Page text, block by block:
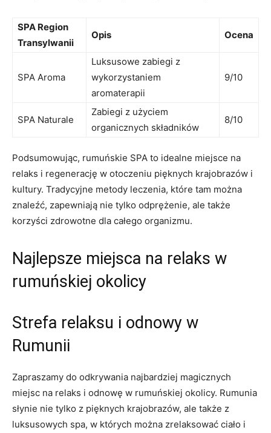
SPA Region⁤
Transylwanii
Opis Ocena
SPA Aroma
Luksusowe zabiegi ​z
wykorzystaniem
‌aromaterapii
9/10
SPA Naturale
Zabiegi z użyciem
organicznych składników
8/10
Podsumowując, rumuńskie ​SPA to idealne miejsce na
relaks ⁢i regenerację w otoczeniu‌ pięknych krajobrazów i
kultury. Tradycyjne metody leczenia, które‌ tam można
znaleźć, zapewniają nie ​tylko‍ odprężenie, ale także‌
korzyści zdrowotne dla całego organizmu.
Najlepsze ⁤miejsca na relaks w
⁢rumuńskiej okolicy
Strefa⁤ relaksu i odnowy ⁢w
Rumunii
Zapraszamy do‍ odkrywania najbardziej magicznych
miejsc na relaks i​ odnowę w ​rumuńskiej okolicy. Rumunia
słynie nie tylko z pięknych krajobrazów, ale także z⁣
luksusowych​ spa,‍ w ‍których ⁤można zrelaksować ciało i​